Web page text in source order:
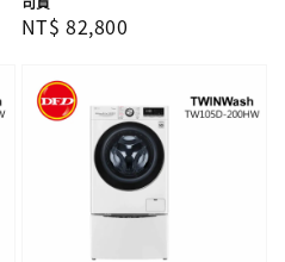
Regular
NT$ 82,800